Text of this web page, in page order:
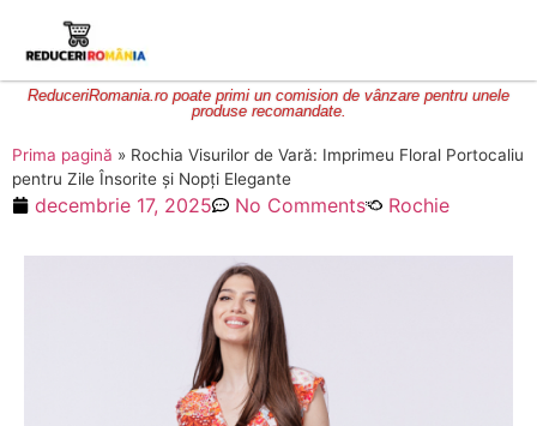
ReduceriRomania.ro poate primi un comision de vânzare pentru unele
produse recomandate.
Prima pagină » Rochia Visurilor de Vară: Imprimeu Floral Portocaliu
pentru Zile Însorite și Nopți Elegante
decembrie 17, 2025 No Comments Rochie